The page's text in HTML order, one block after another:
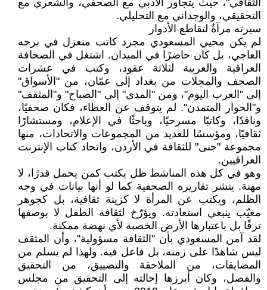
الثقافي"، حيث يتجاور الأدبي مع الصحفي، والشعري مع
التحقيقي، والوجداني مع التحليلي.
سيرته مرآةٌ لتقاطع الأدوار
لم يكن محيي المسعودي مجرد كاتب منعزل في برجه
العاجي، بل كان حاضرًا في الميدان. اشتغل في الصحافة
العراقية والعربية لثلاثة عقود، وكتب في عشرات
الصحف والمجلات من بغداد إلى عمّان، من "الأسواق"
إلى "العرب اليوم"، ومن "المدى" إلى "الصباح" و"المثقف"
و"الحوار المتمدن". لم يتوقف عن العطاء، فكان صحفيًا،
وناقدًا، وكاتبًا مسرحيًا، وباحثًا في الإعلام، ومستشارًا
ثقافيًا، ومؤسسًا للعديد من المجموعات والاتحادات، منها
مجموعة "جنى" للثقافة في الأردن، واتحاد كتاب الإنترنت
العراقيين.
وهو في كل هذه المناشط ظل يكتب كمن يحمل قدرًا، لا
مهنة. ينشر تقاريره الصحفية كما لو أنها بيانات في وجه
الظلم، ويكتب عن المرأة لا كزينة ثقافية، بل كجوهر
مغيّب ينبغي استعادته. ويؤرّخ لثقافة الطفل لا بوصفها
ترفًا بل باعتبارها الأرض الخصبة لأي نهضة ممكنة.
لقد آمن المسعودي بأن "الثقافة مسؤولية"، وأن المثقف
ليس شاهدًا على زمنه، بل فاعل فيه. ولهذا لم يسلم من
المضايقات، من الملاحقة والتضييق، من التحقيق
والفصل، وكان أبرزها إحالته إلى التحقيق من مجلس